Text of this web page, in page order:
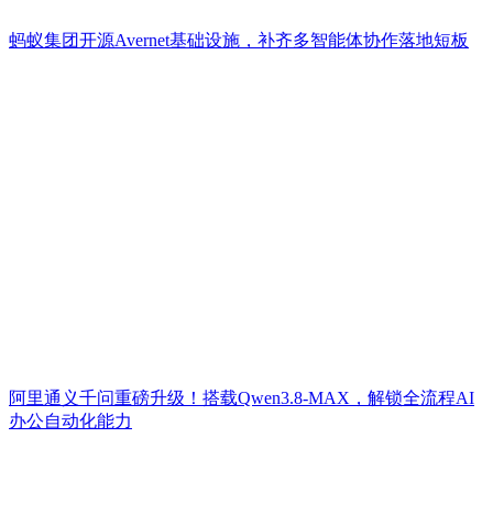
蚂蚁集团开源Avernet基础设施，补齐多智能体协作落地短板
阿里通义千问重磅升级！搭载Qwen3.8-MAX，解锁全流程AI
办公自动化能力